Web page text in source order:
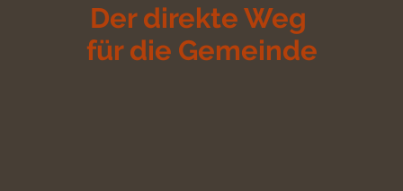
Der direkte Weg
für die Gemeinde